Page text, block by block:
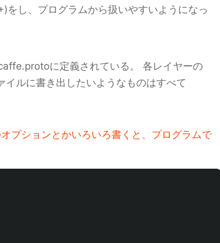
し、プログラムから扱いやすいようになっ
に定義されている。 各レイヤーの
ルに書き出したいようなものはすべて
プションとかいろいろ書くと、プログラムで